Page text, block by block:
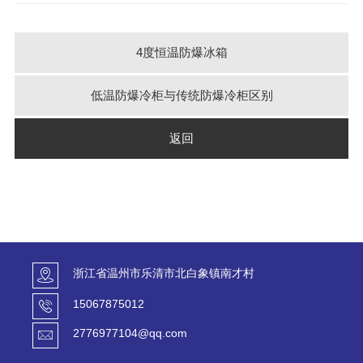
4度恒温防爆冰箱
低温防爆冷柜与传统防爆冷柜区别
返回
浙江省温州市乐清市北白象镇南才村
15067875012
2776977104@qq.com